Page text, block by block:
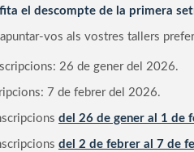
el descompte de la primera
vos als vostres tallers
26 de gener del 2026.
7 de febrer del 2026.
del 26 de gener al 1 de
del 2 de febrer al 7 de